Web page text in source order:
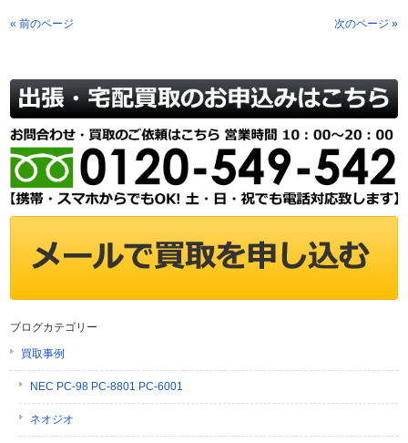
« 前のページ 次のページ »
ブログカテゴリー
買取事例
NEC PC-98 PC-8801 PC-6001
ネオジオ